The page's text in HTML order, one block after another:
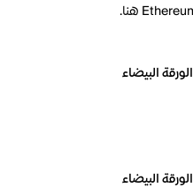
الورقة البيضاء
الورقة البيضاء